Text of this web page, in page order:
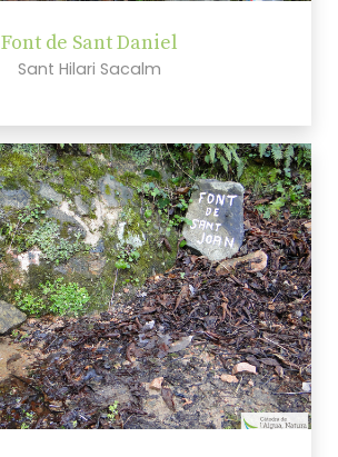
Font de Sant Daniel
Sant Hilari Sacalm